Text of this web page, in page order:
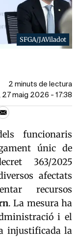
SFGA/JAViladot
2 minuts de lectura
27 maig 2026 - 17:38
funcionaris
únic de
363/2025
afectats
recursos
. La mesura ha
i el
injustificada la